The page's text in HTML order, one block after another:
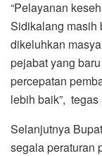
“Pelayanan
Sidikalang masih
dikeluhkan
pejabat yang
percepatan
lebih baik”, tegas
Selanjutnya
segala peraturan